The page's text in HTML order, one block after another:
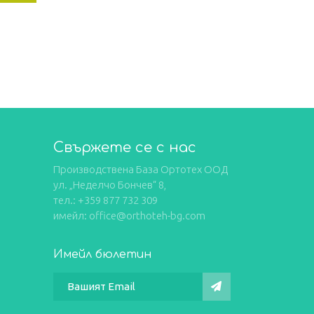
Свържете се с нас
Производствена База Ортотех ООД
ул. „Неделчо Бончев“ 8,
тел.: +359 877 732 309
имейл: office@orthoteh-bg.com
Имейл бюлетин